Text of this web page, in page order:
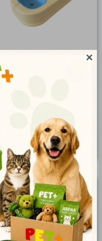

Dispensador de
Alimentos 2200 ml Azul
$ 463